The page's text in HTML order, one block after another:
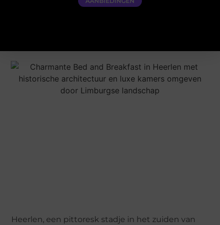
Heerlen, een pittoresk stadje in het zuiden van